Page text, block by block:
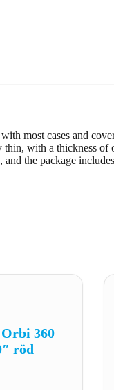
most cases and
with a thickness of
the package
360
röd